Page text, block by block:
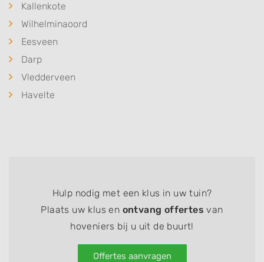
Kallenkote
Wilhelminaoord
Eesveen
Darp
Vledderveen
Havelte
Hulp nodig met een klus in uw tuin?
Plaats uw klus en ontvang offertes van
hoveniers bij u uit de buurt!
Offertes aanvragen